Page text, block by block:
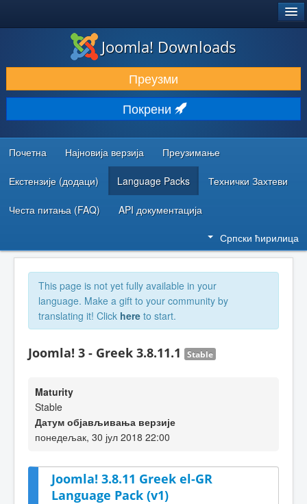
ПРЕУЗИМАЊЕ И ПРОШИРЕЊА (ЕКСТЕНЗИЈЕ)
ОТКРИЈТЕ И НАУЧИТЕ
ЗАЈЕДНИЦА И ПОДРШКА
РЕСУРСИ ЗА РАЗВОЈ
Joomla! Downloads
Преузми
Покрени
Почетна Најновија верзија Преузимање
Екстензије (додаци) Language Packs Технички Захтеви
Честа питања (FAQ) API документација
Српски ћирилица
This page is not yet fully available in your
language. Make a gift to your community by
translating it! Click here to start.
Joomla! 3 - Greek 3.8.11.1 Stable
Maturity
Stable
Датум објављивања верзије
понедељак, 30 јул 2018 22:00
Joomla! 3.8.11 Greek el-GR
Language Pack (v1)